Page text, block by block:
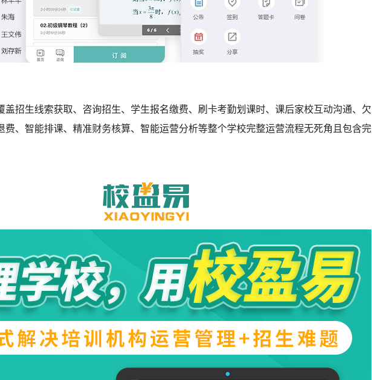
盖招生线索获取、咨询招生、学生报名缴费、刷卡考勤划课时、课后家校互动沟通、
费、智能排课、精准财务核算、智能运营分析等整个学校完整运营流程无死角且包含